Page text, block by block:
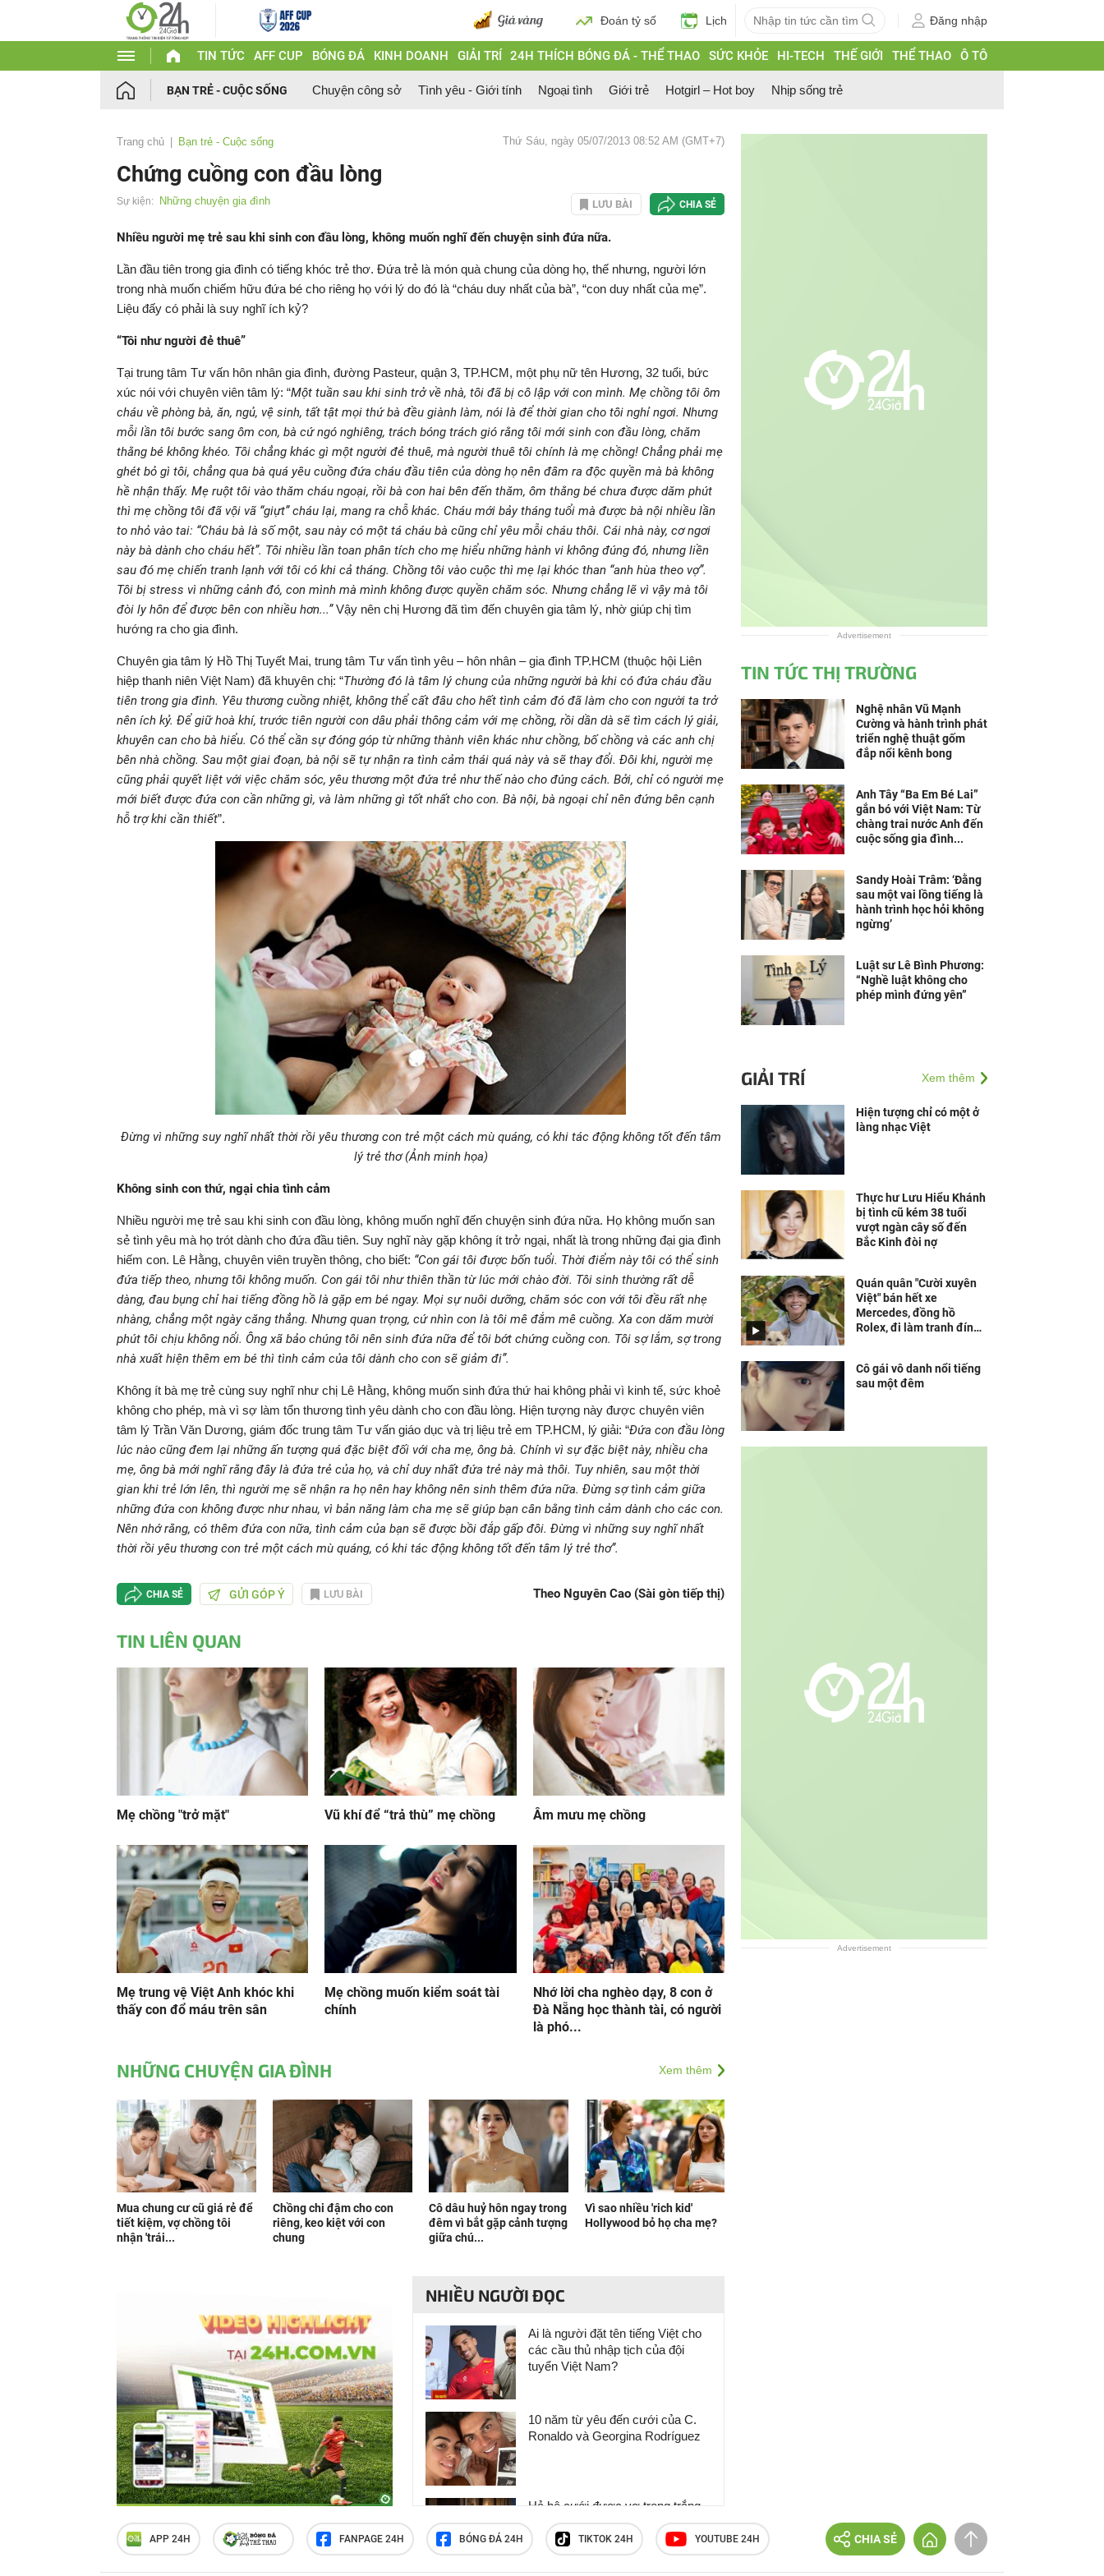
Đoán tỷ số Lịch Đăng nhập
TIN TỨC AFF CUP BÓNG ĐÁ KINH DOANH GIẢI TRÍ 24H THÍCH BÓNG ĐÁ - THỂ THAO SỨC KHỎE HI-TECH THẾ GIỚI THỂ THAO Ô TÔ
BẠN TRẺ - CUỘC SỐNG Chuyện công sở Tình yêu - Giới tính Ngoại tình Giới trẻ Hotgirl – Hot boy Nhịp sống trẻ
Trang chủ Bạn trẻ - Cuộc sống Thứ Sáu, ngày 05/07/2013 08:52 AM (GMT+7)
Chứng cuồng con đầu lòng
Sự kiện: Những chuyện gia đình LƯU BÀI CHIA SẺ
Nhiều người mẹ trẻ sau khi sinh con đầu lòng, không muốn nghĩ đến chuyện sinh đứa nữa.
Lần đầu tiên trong gia đình có tiếng khóc trẻ thơ. Đứa trẻ là món quà chung của dòng họ, thế nhưng, người lớn
trong nhà muốn chiếm hữu đứa bé cho riêng họ với lý do đó là “cháu duy nhất của bà”, “con duy nhất của mẹ”.
Liệu đấy có phải là suy nghĩ ích kỷ?
“Tôi như người đẻ thuê”
Tại trung tâm Tư vấn hôn nhân gia đình, đường Pasteur, quận 3, TP.HCM, một phụ nữ tên Hương, 32 tuổi, bức
xúc nói với chuyên viên tâm lý: “Một tuần sau khi sinh trở về nhà, tôi đã bị cô lập với con mình. Mẹ chồng tôi ôm
cháu về phòng bà, ăn, ngủ, vệ sinh, tất tật mọi thứ bà đều giành làm, nói là để thời gian cho tôi nghỉ ngơi. Nhưng
mỗi lần tôi bước sang ôm con, bà cứ ngó nghiêng, trách bóng trách gió rằng tôi mới sinh con đầu lòng, chăm
thằng bé không khéo. Tôi chẳng khác gì một người đẻ thuê, mà người thuê tôi chính là mẹ chồng! Chẳng phải mẹ
ghét bỏ gì tôi, chẳng qua bà quá yêu cuồng đứa cháu đầu tiên của dòng họ nên đâm ra độc quyền mà bà không
hề nhận thấy. Mẹ ruột tôi vào thăm cháu ngoại, rồi bà con hai bên đến thăm, ôm thằng bé chưa được dăm phút
thì mẹ chồng tôi đã vội vã “giựt” cháu lại, mang ra chỗ khác. Cháu mới bảy tháng tuổi mà được bà nội nhiều lần
to nhỏ vào tai: “Cháu bà là số một, sau này có một tá cháu bà cũng chỉ yêu mỗi cháu thôi. Cái nhà này, cơ ngơi
này bà dành cho cháu hết”. Tôi nhiều lần toan phân tích cho mẹ hiểu những hành vi không đúng đó, nhưng liền
sau đó mẹ chiến tranh lạnh với tôi có khi cả tháng. Chồng tôi vào cuộc thì mẹ lại khóc than “anh hùa theo vợ”.
Tôi bị stress vì những cảnh đó, con mình mà mình không được quyền chăm sóc. Nhưng chẳng lẽ vì vậy mà tôi
đòi ly hôn để được bên con nhiều hơn...”Vậy nên chị Hương đã tìm đến chuyên gia tâm lý, nhờ giúp chị tìm
hướng ra cho gia đình.
Chuyên gia tâm lý Hồ Thị Tuyết Mai, trung tâm Tư vấn tình yêu – hôn nhân – gia đình TP.HCM (thuộc hội Liên
hiệp thanh niên Việt Nam) đã khuyên chị: “Thường đó là tâm lý chung của những người bà khi có đứa cháu đầu
tiên trong gia đình. Yêu thương cuồng nhiệt, không thể cất đâu cho hết tình cảm đó đã làm cho con người ta trở
nên ích kỷ. Để giữ hoà khí, trước tiên người con dâu phải thông cảm với mẹ chồng, rồi dần dà sẽ tìm cách lý giải,
khuyên can cho bà hiểu. Có thể cần sự đóng góp từ những thành viên khác như chồng, bố chồng và các anh chị
bên nhà chồng. Sau một giai đoạn, bà nội sẽ tự nhận ra tình cảm thái quá này và sẽ thay đổi. Đôi khi, người mẹ
cũng phải quyết liệt với việc chăm sóc, yêu thương một đứa trẻ như thế nào cho đúng cách. Bởi, chỉ có người mẹ
mới biết được đứa con cần những gì, và làm những gì tốt nhất cho con. Bà nội, bà ngoại chỉ nên đứng bên cạnh
hỗ trợ khi cần thiết”.
Đừng vì những suy nghĩ nhất thời rồi yêu thương con trẻ một cách mù quáng, có khi tác động không tốt đến tâm
lý trẻ thơ (Ảnh minh họa)
Không sinh con thứ, ngại chia tình cảm
Nhiều người mẹ trẻ sau khi sinh con đầu lòng, không muốn nghĩ đến chuyện sinh đứa nữa. Họ không muốn san
sẻ tình yêu mà họ trót dành cho đứa đầu tiên. Suy nghĩ này gặp không ít trở ngại, nhất là trong những đại gia đình
hiếm con. Lê Hằng, chuyên viên truyền thông, cho biết: “Con gái tôi được bốn tuổi. Thời điểm này tôi có thể sinh
đứa tiếp theo, nhưng tôi không muốn. Con gái tôi như thiên thần từ lúc mới chào đời. Tôi sinh thường rất dễ
dàng, đau bụng chỉ hai tiếng đồng hồ là gặp em bé ngay. Mọi sự nuôi dưỡng, chăm sóc con với tôi đều rất nhẹ
nhàng, chẳng một ngày căng thẳng. Nhưng quan trọng, cứ nhìn con là tôi mê đắm mê cuồng. Xa con dăm mười
phút tôi chịu không nổi. Ông xã bảo chúng tôi nên sinh đứa nữa để tôi bớt chứng cuồng con. Tôi sợ lắm, sợ trong
nhà xuất hiện thêm em bé thì tình cảm của tôi dành cho con sẽ giảm đi”.
Không ít bà mẹ trẻ cùng suy nghĩ như chị Lê Hằng, không muốn sinh đứa thứ hai không phải vì kinh tế, sức khoẻ
không cho phép, mà vì sợ làm tổn thương tình yêu dành cho con đầu lòng. Hiện tượng này được chuyên viên
tâm lý Trần Văn Dương, giám đốc trung tâm Tư vấn giáo dục và trị liệu trẻ em TP.HCM, lý giải: “Đứa con đầu lòng
lúc nào cũng đem lại những ấn tượng quá đặc biệt đối với cha mẹ, ông bà. Chính vì sự đặc biệt này, nhiều cha
mẹ, ông bà mới nghĩ rằng đây là đứa trẻ của họ, và chỉ duy nhất đứa trẻ này mà thôi. Tuy nhiên, sau một thời
gian khi trẻ lớn lên, thì người mẹ sẽ nhận ra họ nên hay không nên sinh thêm đứa nữa. Đừng sợ tình cảm giữa
những đứa con không được như nhau, vì bản năng làm cha mẹ sẽ giúp bạn cân bằng tình cảm dành cho các con.
Nên nhớ rằng, có thêm đứa con nữa, tình cảm của bạn sẽ được bồi đắp gấp đôi. Đừng vì những suy nghĩ nhất
thời rồi yêu thương con trẻ một cách mù quáng, có khi tác động không tốt đến tâm lý trẻ thơ”.
CHIA SẺ GỬI GÓP Ý LƯU BÀI Theo Nguyên Cao (Sài gòn tiếp thị)
TIN LIÊN QUAN
Mẹ chồng "trở mặt" Vũ khí để “trả thù” mẹ chồng Âm mưu mẹ chồng
Mẹ trung vệ Việt Anh khóc khi
thấy con đổ máu trên sân
Mẹ chồng muốn kiểm soát tài
chính
Nhớ lời cha nghèo dạy, 8 con ở
Đà Nẵng học thành tài, có người
là phó...
NHỮNG CHUYỆN GIA ĐÌNH Xem thêm
Mua chung cư cũ giá rẻ để
tiết kiệm, vợ chồng tôi
nhận 'trái...
Chồng chi đậm cho con
riêng, keo kiệt với con
chung
Cô dâu huỷ hôn ngay trong
đêm vì bắt gặp cảnh tượng
giữa chú...
Vì sao nhiều 'rich kid'
Hollywood bỏ họ cha mẹ?
NHIỀU NGƯỜI ĐỌC
Ai là người đặt tên tiếng Việt cho
các cầu thủ nhập tịch của đội
tuyển Việt Nam?
10 năm từ yêu đến cưới của C.
Ronaldo và Georgina Rodríguez
Hả hê cưới được vợ trong trắng,
đêm tân hôn, tôi nhận ngay quả
báo khiến bản thân chết lặng, bẽ
bàng
Advertisement
TIN TỨC THỊ TRƯỜNG
Nghệ nhân Vũ Mạnh
Cường và hành trình phát
triển nghệ thuật gốm
đắp nổi kênh bong
Anh Tây “Ba Em Bé Lai”
gắn bó với Việt Nam: Từ
chàng trai nước Anh đến
cuộc sống gia đình...
Sandy Hoài Trâm: ‘Đằng
sau một vai lồng tiếng là
hành trình học hỏi không
ngừng’
Luật sư Lê Bình Phương:
“Nghề luật không cho
phép mình đứng yên”
GIẢI TRÍ Xem thêm
Hiện tượng chỉ có một ở
làng nhạc Việt
Thực hư Lưu Hiểu Khánh
bị tình cũ kém 38 tuổi
vượt ngàn cây số đến
Bắc Kinh đòi nợ
Quán quân "Cười xuyên
Việt" bán hết xe
Mercedes, đồng hồ
Rolex, đi làm tranh đính
Cô gái vô danh nổi tiếng
sau một đêm
Advertisement
APP 24H FANPAGE 24H BÓNG ĐÁ 24H TIKTOK 24H YOUTUBE 24H CHIA SẺ